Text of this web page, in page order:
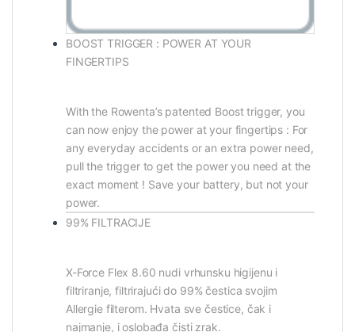
BOOST TRIGGER : POWER AT YOUR
FINGERTIPS
With the Rowenta’s patented Boost trigger, you
can now enjoy the power at your fingertips : For
any everyday accidents or an extra power need,
pull the trigger to get the power you need at the
exact moment ! Save your battery, but not your
power.
99% FILTRACIJE
X-Force Flex 8.60 nudi vrhunsku higijenu i
filtriranje, filtrirajući do 99% čestica svojim
Allergie filterom. Hvata sve čestice, čak i
najmanje, i oslobađa čisti zrak.